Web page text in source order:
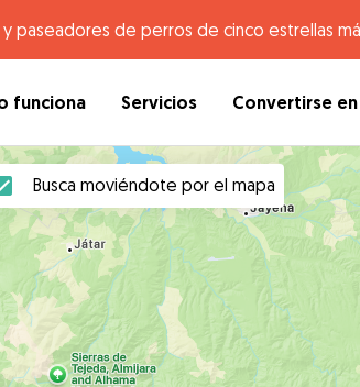
paseadores de perros de cinco estrellas
funciona Servicios Convertirse
Busca moviéndote por el mapa